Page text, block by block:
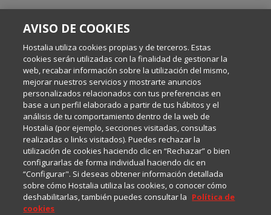
Escrito por el equipo de Comunicación de Hostalia, dirigido por
Internet y Tecnología.
Política de privacidad
Política de cookies
Aviso legal
AVISO DE COOKIES
Hostalia utiliza cookies propias y de terceros. Estas
cookies serán utilizadas con la finalidad de gestionar la
web, recabar información sobre la utilización del mismo,
mejorar nuestros servicios y mostrarte anuncios
personalizados relacionados con tus preferencias en
base a un perfil elaborado a partir de tus hábitos y el
análisis de tu comportamiento dentro de la web de
Hostalia (por ejemplo, secciones visitadas, consultas
realizadas o links visitados). Puedes rechazar la
utilización de cookies haciendo clic en “Rechazar” o bien
configurarlas de forma individual haciendo clic en
“Configurar". Si deseas obtener información detallada
sobre cómo Hostalia utiliza las cookies, o conocer cómo
deshabilitarlas, también puedes consultar la Política de
cookies